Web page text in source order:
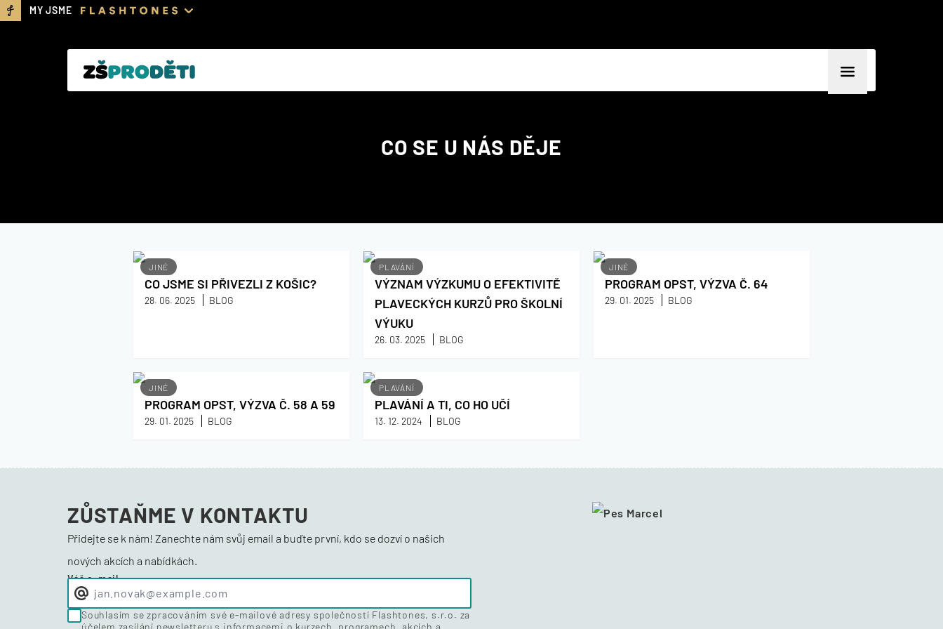
MY JSME
CO SE U NÁS DĚJE
JINÉ
CO JSME SI PŘIVEZLI Z KOŠIC?
28. 06. 2025 BLOG
PLAVÁNÍ
VÝZNAM VÝZKUMU O EFEKTIVITĚ
PLAVECKÝCH KURZŮ PRO ŠKOLNÍ
VÝUKU
26. 03. 2025 BLOG
JINÉ
PROGRAM OPST, VÝZVA Č. 64
29. 01. 2025 BLOG
JINÉ
PROGRAM OPST, VÝZVA Č. 58 A 59
29. 01. 2025 BLOG
PLAVÁNÍ
PLAVÁNÍ A TI, CO HO UČÍ
13. 12. 2024 BLOG
ZŮSTAŇME V KONTAKTU
Přidejte se k nám! Zanechte nám svůj email a buďte první, kdo se dozví o našich
nových akcích a nabídkách.
Váš e-mail
Souhlasím se zpracováním své e-mailové adresy společností Flashtones, s.r.o. za
účelem zasílání newsletteru s informacemi o kurzech, programech, akcích a